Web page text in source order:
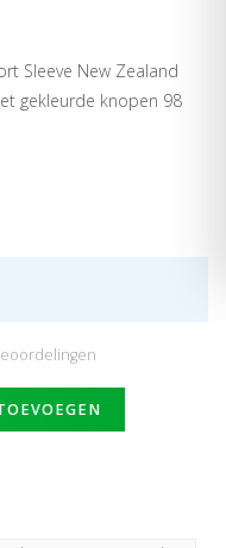
Sleeve New Zealand
gekleurde knopen 98